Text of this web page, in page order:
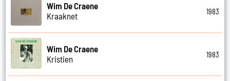
Wim De Craene
Kraaknet
1983
Wim De Craene
Kristien
1983